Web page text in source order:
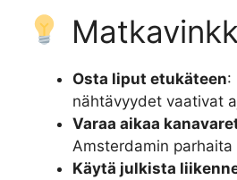
Osta liput etukäteen:
nähtävyydet vaativat
Varaa aikaa
Amsterdamin parhaita
Käytä julkista